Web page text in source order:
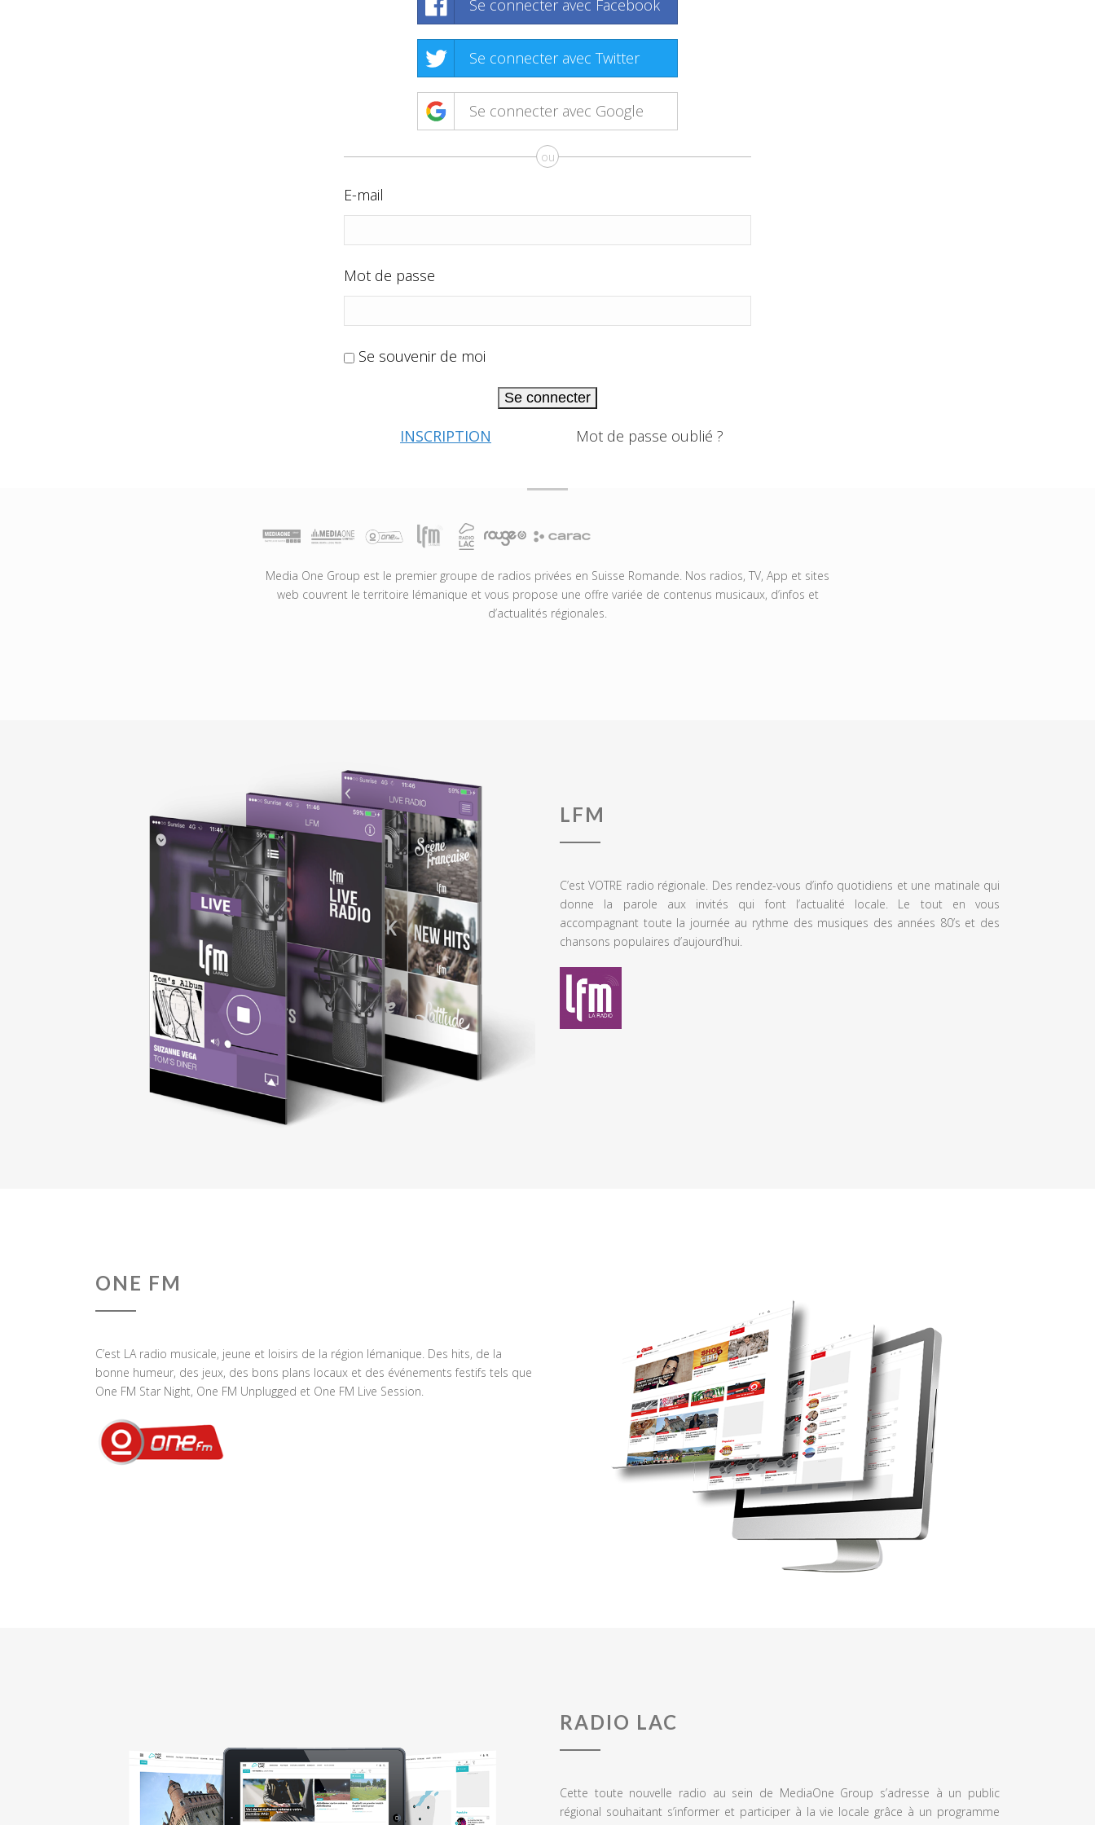
Se connecter avec Facebook
Se connecter avec Twitter
Se connecter avec Google
ou
E-mail
Mot de passe
Se souvenir de moi
Se connecter
INSCRIPTION Mot de passe oublié ?
Media One Group est le premier groupe de radios privées en Suisse Romande. Nos radios, TV, App et sites
web couvrent le territoire lémanique et vous propose une offre variée de contenus musicaux, d’infos et
d’actualités régionales.
LFM
C’est VOTRE radio régionale. Des rendez-vous d’info quotidiens et une matinale qui
donne la parole aux invités qui font l’actualité locale. Le tout en vous
accompagnant toute la journée au rythme des musiques des années 80’s et des
chansons populaires d’aujourd’hui.
ONE FM
C’est LA radio musicale, jeune et loisirs de la région lémanique. Des hits, de la
bonne humeur, des jeux, des bons plans locaux et des événements festifs tels que
One FM Star Night, One FM Unplugged et One FM Live Session.
RADIO LAC
Cette toute nouvelle radio au sein de MediaOne Group s’adresse à un public
régional souhaitant s’informer et participer à la vie locale grâce à un programme